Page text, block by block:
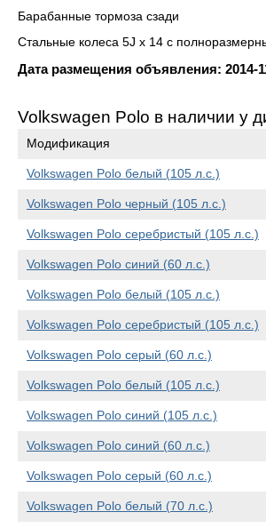
Барабанные тормоза сзади
Стальные колеса 5J x 14 с
Дата размещения объявления: 2014-
Volkswagen Polo в наличии у
Модификация
Volkswagen Polo белый (105 л.с.)
Volkswagen Polo черный (105 л.с.)
Volkswagen Polo серебристый (105 л.с.)
Volkswagen Polo синий (60 л.с.)
Volkswagen Polo белый (105 л.с.)
Volkswagen Polo серебристый (105 л.с.)
Volkswagen Polo серый (60 л.с.)
Volkswagen Polo белый (105 л.с.)
Volkswagen Polo синий (105 л.с.)
Volkswagen Polo синий (60 л.с.)
Volkswagen Polo серый (60 л.с.)
Volkswagen Polo белый (70 л.с.)